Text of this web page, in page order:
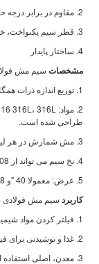
2. مقاوم در برابر درجه حرارت بالا، می تواند 800 درجه سانتی گراد تحمل
3. قطر سیم یکنواخت، خطای + -2 میکرون
4. ساختار پایدار
مشخصات سیم مش
1. توزیع اندازه ذرات همگام، جداسازی ذرات به میزان قابل توجهی را تضمین می کند
طراحی شده است.
3. مش شمارش در هر لیوان اینچ: 2-635 ماش
4. نخ سیم می تواند از 0.08 تا 0.0008 باشد
5. عرض: معمولا 40 "و 48"، ویژه می توان دستور داد
کاربرد سیم مش فولادی
1. فیلتر کردن مواد شیمیایی
2. غذا و نوشیدنی برای فیلتر کردن غذا
3. معدن، اصلی استفاده از مش درشت، مانند مش سیم پیچ خورده